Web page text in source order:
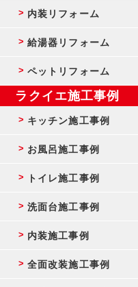
内装リフォーム
給湯器リフォーム
ペットリフォーム
ラクイエ施工事例
キッチン施工事例
お風呂施工事例
トイレ施工事例
洗面台施工事例
内装施工事例
全面改装施工事例